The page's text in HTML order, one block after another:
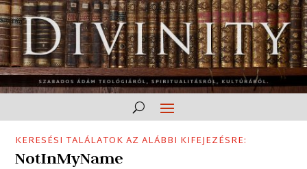
KERESÉSI TALÁLATOK AZ ALÁBBI KIFEJEZÉSRE:
NotInMyName